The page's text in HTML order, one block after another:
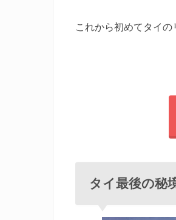
これから初めてタイ
タイ最後の秘